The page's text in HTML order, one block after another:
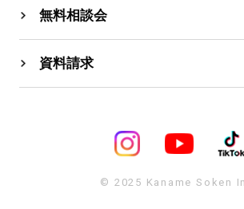
無料相談会
資料請求
© 2025 Kaname Soken